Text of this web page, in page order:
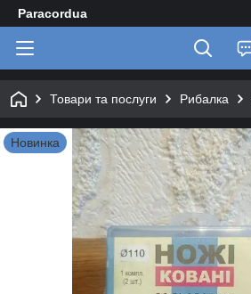
Paracordua
Товари та послуги Рибалка
Новинка